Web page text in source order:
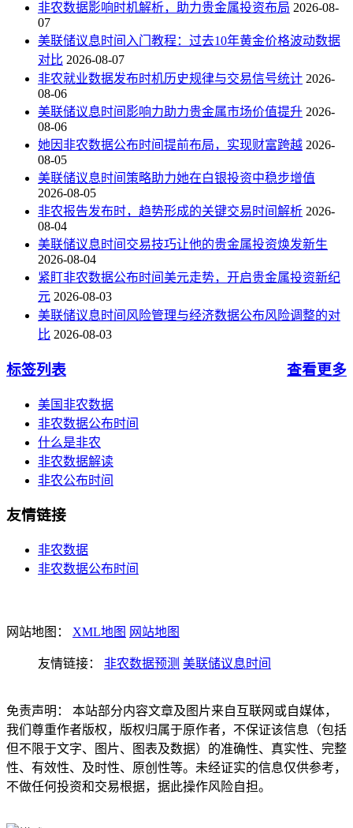
非农数据影响时机解析，助力贵金属投资布局 2026-08-
07
美联储议息时间入门教程：过去10年黄金价格波动数据
对比 2026-08-07
非农就业数据发布时机历史规律与交易信号统计 2026-
08-06
美联储议息时间影响力助力贵金属市场价值提升 2026-
08-06
她因非农数据公布时间提前布局，实现财富跨越 2026-
08-05
美联储议息时间策略助力她在白银投资中稳步增值
2026-08-05
非农报告发布时，趋势形成的关键交易时间解析 2026-
08-04
美联储议息时间交易技巧让他的贵金属投资焕发新生
2026-08-04
紧盯非农数据公布时间美元走势，开启贵金属投资新纪
元 2026-08-03
美联储议息时间风险管理与经济数据公布风险调整的对
比 2026-08-03
标签列表 查看更多
美国非农数据
非农数据公布时间
什么是非农
非农数据解读
非农公布时间
友情链接
非农数据
非农数据公布时间
网站地图： XML地图 网站地图
友情链接： 非农数据预测 美联储议息时间
免责声明： 本站部分内容文章及图片来自互联网或自媒体，
我们尊重作者版权，版权归属于原作者，不保证该信息（包括
但不限于文字、图片、图表及数据）的准确性、真实性、完整
性、有效性、及时性、原创性等。未经证实的信息仅供参考，
不做任何投资和交易根据，据此操作风险自担。